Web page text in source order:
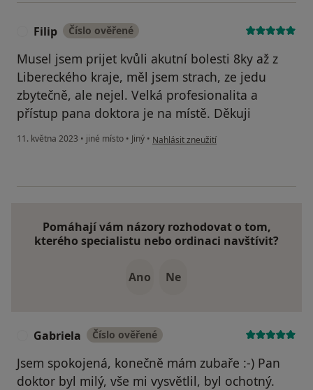
Filip Číslo ověřené
Musel jsem prijet kvůli akutní bolesti 8ky až z
Libereckého kraje, měl jsem strach, ze jedu
zbytečně, ale nejel. Velká profesionalita a
přístup pana doktora je na místě. Děkuji
11. května 2023 • jiné místo • Jiný • podle názoru uživatele Filip
Nahlásit zneužití
Pomáhají vám názory rozhodovat o tom,
kterého specialistu nebo ordinaci navštívit?
Ano Ne
Gabriela Číslo ověřené
Jsem spokojená, konečně mám zubaře :-) Pan
doktor byl milý, vše mi vysvětlil, byl ochotný.